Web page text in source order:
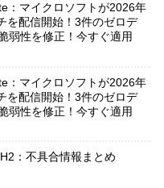
：マイクロソフトが2026年
を配信開始！3件のゼロデ
弱性を修正！今すぐ適用
：マイクロソフトが2026年
を配信開始！3件のゼロデ
弱性を修正！今すぐ適用
：不具合情報まとめ